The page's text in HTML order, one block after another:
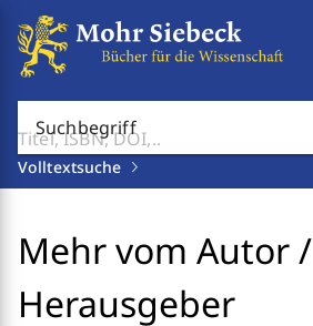
Suchbegriff
Volltextsuche
Mehr vom Autor /
Herausgeber